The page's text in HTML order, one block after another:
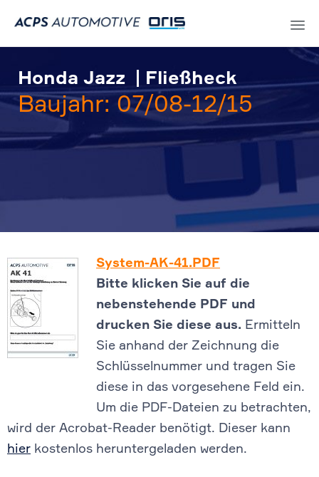
Honda Jazz | Fließheck
Baujahr: 07/08-12/15
System-AK-41.PDF
Bitte klicken Sie auf die
nebenstehende PDF und
drucken Sie diese aus. Ermitteln
Sie anhand der Zeichnung die
Schlüsselnummer und tragen Sie
diese in das vorgesehene Feld ein.
Um die PDF-Dateien zu betrachten,
wird der Acrobat-Reader benötigt. Dieser kann
hier kostenlos heruntergeladen werden.